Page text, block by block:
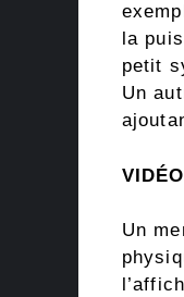
la
petit
Un
Un